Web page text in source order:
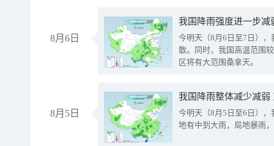
8月6日
今明天（8月6日至7日）
散。同时，我国高温范围
区将有大范围桑拿天。
8月5日
我国降雨整体减少减弱
今明天（8月5日至6日）
地有中到大雨，局地暴雨